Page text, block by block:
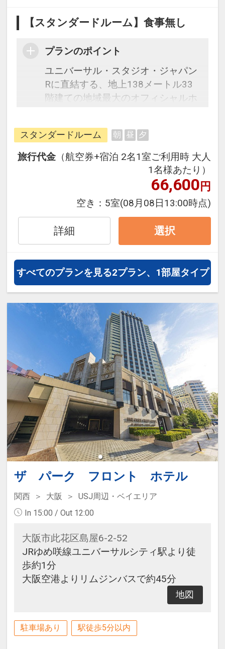
【スタンダードルーム】食事無し
プランのポイント
ユニバーサル・スタジオ・ジャパン
Rに直結する、地上138メートル33
階建ての地域最大のオフィシャルホ
アトラクションの待ち時間の確認が
出来、アトラクション関連の映画等
の無料放送を客室でご覧いただけま
す。31階のSkySpa[S-PARK]（有料）
は、源泉100％の天然展望温泉！ジ
ェットバス&バイブラバス、ドライ
サウナを完備した、身も心も癒され
る天空のスパ・リゾート。
≪SkySpa[S-PARK]利用料金≫
大人（中学生以上）：2,000円+入湯
税150円
小人（３歳以上）：1,000円+入湯税
150円
ドリンクサービス付
スタンダードルーム 朝 昼 夕
旅行代金 （航空券+宿泊 2名1室ご利用時 大人
1名様あたり）
66,600円
空き： 5室(08月08日13:00時点)
詳細 選択
すべてのプランを見る2プラン、1部屋タイプ
ザ パーク フロント ホテル
関西 大阪
USJ周辺・ベイエリア
In 15:00 / Out 12:00
大阪市此花区島屋6-2-52
JRゆめ咲線ユニバーサルシティ駅より徒
歩約1分
大阪空港よりリムジンバスで約45分
地図
駐車場あり 駅徒歩5分以内